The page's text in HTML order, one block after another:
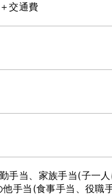
交通費
手当、家族手当(子一人
手当(食事手当、役職